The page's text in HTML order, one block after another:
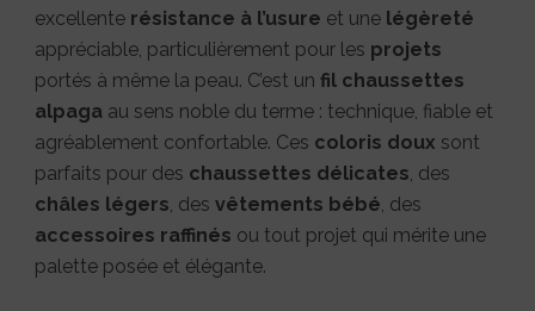
excellente résistance à l’usure et une légèreté
appréciable, particulièrement pour les projets
portés à même la peau. C’est un fil chaussettes
alpaga au sens noble du terme : technique, fiable et
agréablement confortable. Ces coloris doux sont
parfaits pour des chaussettes délicates, des
châles légers, des vêtements bébé, des
accessoires raffinés ou tout projet qui mérite une
palette posée et élégante.